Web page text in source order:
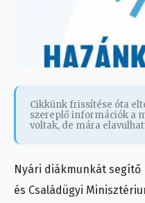
Cikkünk frissítése óta
szereplő információk a
voltak, de mára
Nyári diákmunkát
és Családügyi